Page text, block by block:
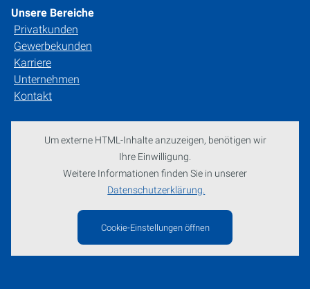
Unsere Bereiche
Privatkunden
Gewerbekunden
Karriere
Unternehmen
Kontakt
Um externe HTML-Inhalte anzuzeigen, benötigen wir
Ihre Einwilligung.
Weitere Informationen finden Sie in unserer
Datenschutzerklärung.
Cookie-Einstellungen öffnen